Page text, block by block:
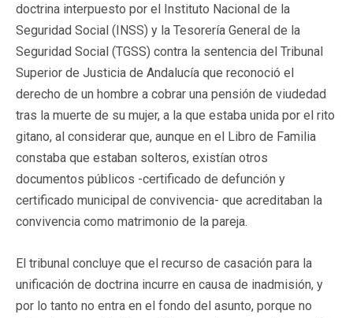
doctrina interpuesto por el Instituto Nacional de la
Seguridad Social (INSS) y la Tesorería General de la
Seguridad Social (TGSS) contra la sentencia del Tribunal
Superior de Justicia de Andalucía que reconoció el
derecho de un hombre a cobrar una pensión de viudedad
tras la muerte de su mujer, a la que estaba unida por el rito
gitano, al considerar que, aunque en el Libro de Familia
constaba que estaban solteros, existían otros
documentos públicos -certificado de defunción y
certificado municipal de convivencia- que acreditaban la
convivencia como matrimonio de la pareja.
El tribunal concluye que el recurso de casación para la
unificación de doctrina incurre en causa de inadmisión, y
por lo tanto no entra en el fondo del asunto, porque no